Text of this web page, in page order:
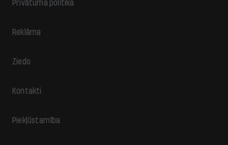
Privātuma politika
Reklāma
Ziedo
Kontakti
Piekļūstamība